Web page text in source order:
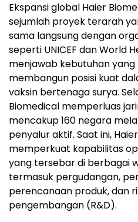
Ekspansi global Haier
sejumlah proyek terarah
sama langsung dengan
seperti UNICEF dan World
menjawab kebutuhan
membangun posisi kuat
vaksin bertenaga surya.
Biomedical memperluas
mencakup 160 negara
penyalur aktif. Saat ini,
memperkuat kapabilitas
yang tersebar di berbagai
termasuk pergudangan,
perencanaan produk, dan
pengembangan (R&D).